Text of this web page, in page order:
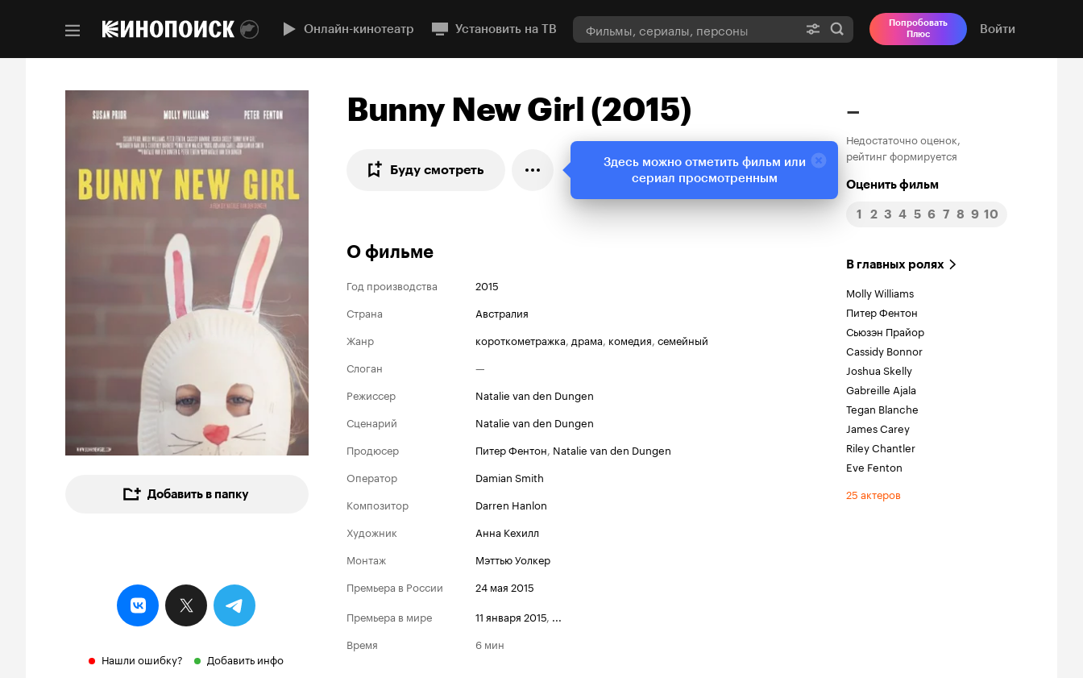
Онлайн-кинотеатр Установить на ТВ
Попробовать
Плюс
Войти
Добавить в папку
Нашли ошибку? Добавить инфо
Bunny New Girl (2015)
Буду смотреть
–
Недостаточно оценок,
рейтинг формируется
Оценить фильм
1 2 3 4 5 6 7 8 9 10
О фильме
Год производства
2015
Страна
Австралия
Жанр
короткометражка, драма, комедия, семейный
Слоган
—
Режиссер
Natalie van den Dungen
Сценарий
Natalie van den Dungen
Продюсер
Питер Фентон, Natalie van den Dungen
Оператор
Damian Smith
Композитор
Darren Hanlon
Художник
Анна Кехилл
Монтаж
Мэттью Уолкер
Премьера в России
24 мая 2015
Премьера в мире
11 января 2015
Время
6 мин
В главных ролях
Molly Williams
Питер Фентон
Сьюзэн Прайор
Cassidy Bonnor
Joshua Skelly
Gabreille Ajala
Tegan Blanche
James Carey
Riley Chantler
Eve Fenton
25 актеров
Здесь можно отметить фильм или
сериал просмотренным